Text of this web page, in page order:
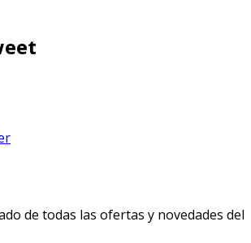
de todas las ofertas y novedades del